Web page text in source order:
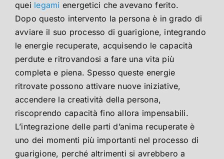
quei legami energetici che avevano ferito.
Dopo questo intervento la persona è in grado di
avviare il suo processo di guarigione, integrando
le energie recuperate, acquisendo le capacità
perdute e ritrovandosi a fare una vita più
completa e piena. Spesso queste energie
ritrovate possono attivare nuove iniziative,
accendere la creatività della persona,
riscoprendo capacità fino allora impensabili.
L’integrazione delle parti d’anima recuperate è
uno dei momenti più importanti nel processo di
guarigione, perché altrimenti si avrebbero a